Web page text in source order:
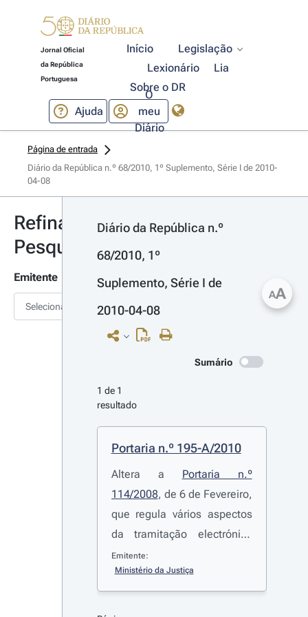
Jornal Oficial
da República
Portuguesa
Início
Legislação
Lexionário
Lia
Sobre o DR
Ajuda
O
meu
Diário
Página de entrada
Diário da República n.º 68/2010, 1º Suplemento, Série I de 2010-
04-08
Refinar
Pesquisa
Emitente
Selecionar
Diário da República n.º
68/2010, 1º
Suplemento, Série I de
2010-04-08
Sumário
1 de 1
resultado
Portaria n.º 195-A/2010
Altera a Portaria n.º
114/2008, de 6 de Fevereiro,
que regula vários aspectos
da tramitação electrónica
dos processos judiciais
Emitente:
Ministério da Justiça
AA